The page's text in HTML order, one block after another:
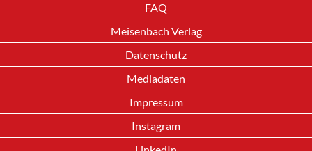
FAQ
Meisenbach Verlag
Datenschutz
Mediadaten
Impressum
Instagram